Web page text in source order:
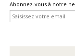
Abonnez-vous à notre